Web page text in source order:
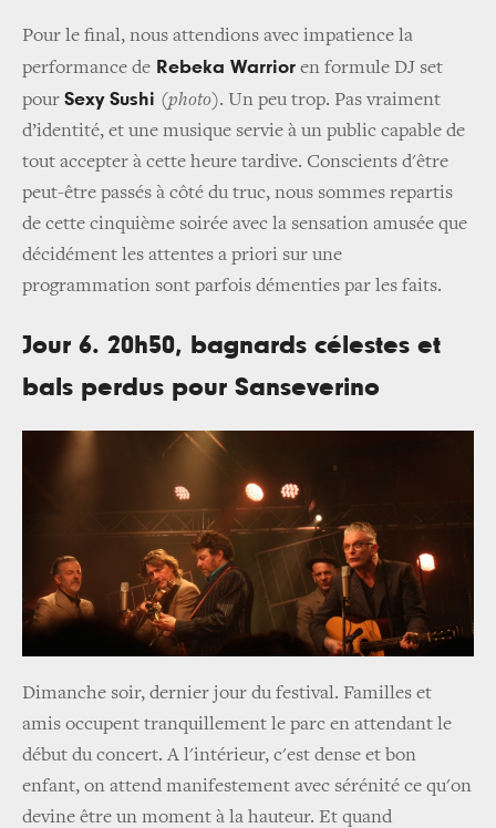
Pour le final, nous attendions avec impatience la
performance de Rebeka Warrior en formule DJ set
pour Sexy Sushi (photo). Un peu trop. Pas vraiment
d’identité, et une musique servie à un public capable de
tout accepter à cette heure tardive. Conscients d'être
peut­-être passés à côté du truc, nous sommes repartis
de cette cinquième soirée avec la sensation amusée que
décidément les attentes a priori sur une
programmation sont parfois démenties par les faits.
Jour 6. 20h50, bagnards célestes et
bals perdus pour Sanseverino
Dimanche soir, dernier jour du festival. Familles et
amis occupent tranquillement le parc en attendant le
début du concert. A l'intérieur, c'est dense et bon
enfant, on attend manifestement avec sérénité ce qu'on
devine être un moment à la hauteur. Et quand